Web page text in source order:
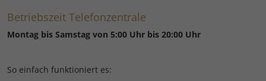
Betriebszeit Telefonzentrale
Montag bis Samstag von 5:00 Uhr bis 20:00 Uhr
So einfach funktioniert es: